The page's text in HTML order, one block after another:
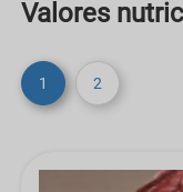
Valores
1
2